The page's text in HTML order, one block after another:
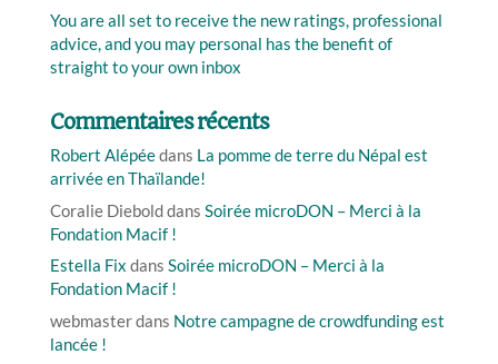
You are all set to receive the new ratings, professional
advice, and you may personal has the benefit of
straight to your own inbox
Commentaires récents
Robert Alépéedans La pomme de terre du Népal est
arrivée en Thaïlande!
Coralie Diebolddans Soirée microDON – Merci à la
Fondation Macif !
Estella Fix dans Soirée microDON – Merci à la
Fondation Macif !
webmasterdans Notre campagne de crowdfunding est
lancée !